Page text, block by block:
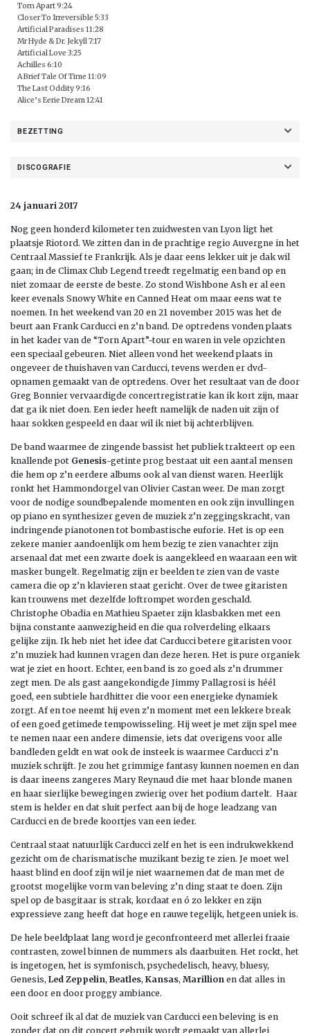
Torn Apart 9:24
Closer To Irreversible 5:33
Artificial Paradises 11:28
Mr Hyde & Dr. Jekyll 7:17
Artificial Love 3:25
Achilles 6:10
A Brief Tale Of Time 11:09
The Last Oddity 9:16
Alice’s Eerie Dream 12:41
BEZETTING
DISCOGRAFIE
24 januari 2017
Nog geen honderd kilometer ten zuidwesten van Lyon ligt het
plaatsje Riotord. We zitten dan in de prachtige regio Auvergne in het
Centraal Massief te Frankrijk. Als je daar eens lekker uit je dak wil
gaan; in de Climax Club Legend treedt regelmatig een band op en
niet zomaar de eerste de beste. Zo stond Wishbone Ash er al een
keer evenals Snowy White en Canned Heat om maar eens wat te
noemen. In het weekend van 20 en 21 november 2015 was het de
beurt aan Frank Carducci en z’n band. De optredens vonden plaats
in het kader van de “Torn Apart”-tour en waren in vele opzichten
een speciaal gebeuren. Niet alleen vond het weekend plaats in
ongeveer de thuishaven van Carducci, tevens werden er dvd-
opnamen gemaakt van de optredens. Over het resultaat van de door
Greg Bonnier vervaardigde concertregistratie kan ik kort zijn, maar
dat ga ik niet doen. Een ieder heeft namelijk de naden uit zijn of
haar sokken gespeeld en daar wil ik niet bij achterblijven.
De band waarmee de zingende bassist het publiek trakteert op een
knallende pot Genesis-getinte prog bestaat uit een aantal mensen
die hem op z’n eerdere albums ook al van dienst waren. Heerlijk
ronkt het Hammondorgel van Olivier Castan weer. De man zorgt
voor de nodige soundbepalende momenten en ook zijn invullingen
op piano en synthesizer geven de muziek z’n zeggingskracht, van
indringende pianotonen tot bombastische euforie. Het is op een
zekere manier aandoenlijk om hem bezig te zien vanachter zijn
arsenaal dat met een zwarte doek is aangekleed en waaraan een wit
masker bungelt. Regelmatig zijn er beelden te zien van de vaste
camera die op z’n klavieren staat gericht. Over de twee gitaristen
kan trouwens met dezelfde loftrompet worden geschald.
Christophe Obadia en Mathieu Spaeter zijn klasbakken met een
bijna constante aanwezigheid en die qua rolverdeling elkaars
gelijke zijn. Ik heb niet het idee dat Carducci betere gitaristen voor
z’n muziek had kunnen vragen dan deze heren. Het is pure organiek
wat je ziet en hoort. Echter, een band is zo goed als z’n drummer
zegt men. De als gast aangekondigde Jimmy Pallagrosi is héél
goed, een subtiele hardhitter die voor een energieke dynamiek
zorgt. Af en toe neemt hij even z’n moment met een lekkere break
of een goed getimede tempowisseling. Hij weet je met zijn spel mee
te nemen naar een andere dimensie, iets dat overigens voor alle
bandleden geldt en wat ook de insteek is waarmee Carducci z’n
muziek schrijft. Je zou het grimmige fantasy kunnen noemen en dan
is daar ineens zangeres Mary Reynaud die met haar blonde manen
en haar sierlijke bewegingen zwierig over het podium dartelt. Haar
stem is helder en dat sluit perfect aan bij de hoge leadzang van
Carducci en de brede koortjes van een ieder.
Centraal staat natuurlijk Carducci zelf en het is een indrukwekkend
gezicht om de charismatische muzikant bezig te zien. Je moet wel
haast blind en doof zijn wil je niet waarnemen dat de man met de
grootst mogelijke vorm van beleving z’n ding staat te doen. Zijn
spel op de basgitaar is strak, kordaat en ó zo lekker en zijn
expressieve zang heeft dat hoge en rauwe tegelijk, hetgeen uniek is.
De hele beeldplaat lang word je geconfronteerd met allerlei fraaie
contrasten, zowel binnen de nummers als daarbuiten. Het rockt, het
is ingetogen, het is symfonisch, psychedelisch, heavy, bluesy,
Genesis, Led Zeppelin, Beatles, Kansas, Marillion en dat alles in
een door en door proggy ambiance.
Ooit schreef ik al dat de muziek van Carducci een beleving is en
zonder dat op dit concert gebruik wordt gemaakt van allerlei